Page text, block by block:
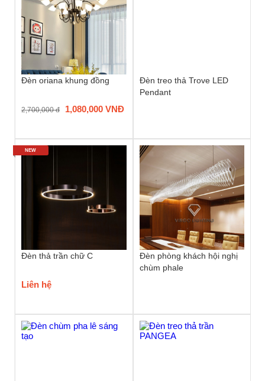
Đèn oriana khung đồng
2,700,000 đ 1,080,000 VNĐ
Đèn treo thả Trove LED
Pendant
Đèn thả trần chữ C
Liên hệ
NEW
Đèn phòng khách hội nghị
chùm phale